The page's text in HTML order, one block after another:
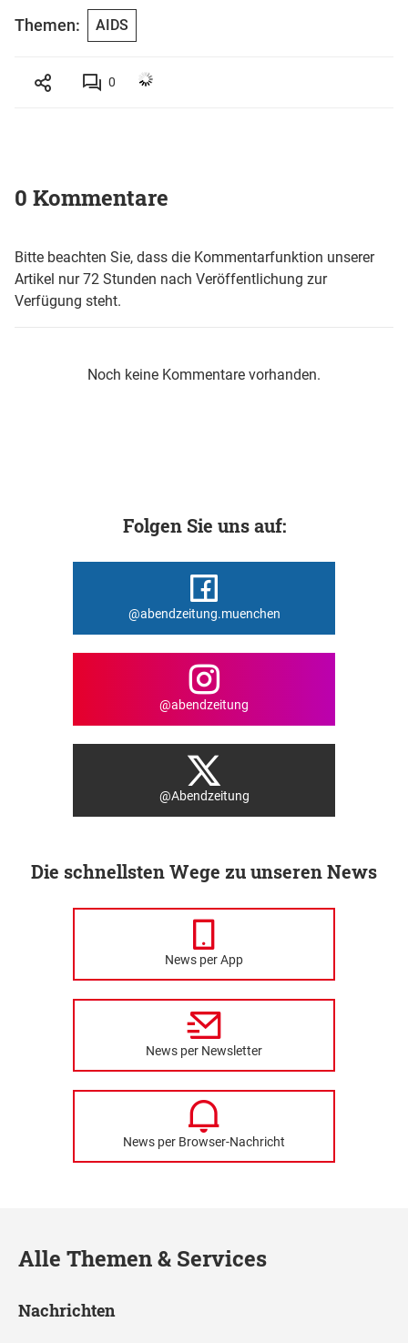
Themen: AIDS
0
0 Kommentare
Bitte beachten Sie, dass die Kommentarfunktion unserer
Artikel nur 72 Stunden nach Veröffentlichung zur
Verfügung steht.
Noch keine Kommentare vorhanden.
Folgen Sie uns auf:
@abendzeitung.muenchen
@abendzeitung
@Abendzeitung
Die schnellsten Wege zu unseren News
News per App
News per Newsletter
News per Browser-Nachricht
Alle Themen & Services
Nachrichten